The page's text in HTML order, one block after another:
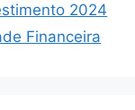
2024
Financeira